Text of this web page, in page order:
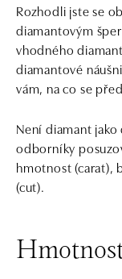
Rozhodli jste se
diamantovým
vhodného
diamantové
vám, na co se
Není diamant
odborníky
hmotnost (carat),
(cut).